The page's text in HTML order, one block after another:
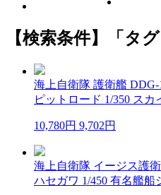
【検索条件】「タ
海上自衛隊 護衛艦 DDG-
ピットロード 1/350 ス
10,780円 9,702円
海上自衛隊 イージス護
ハセガワ 1/450 有名艦船